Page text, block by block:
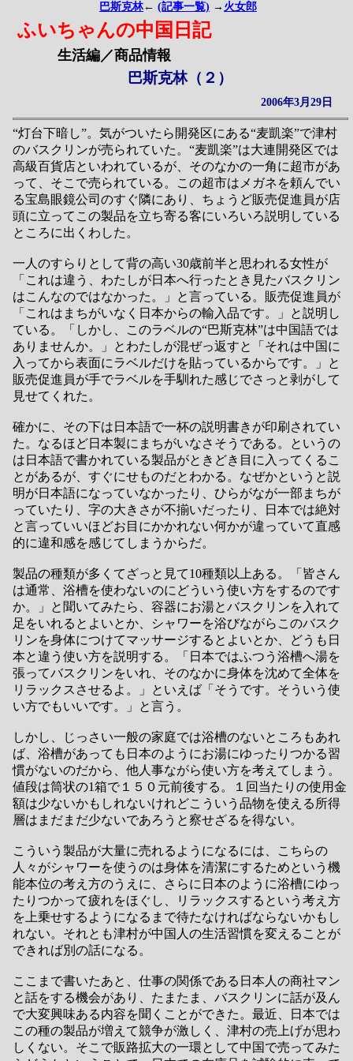
巴斯克林← (記事一覧) → 火女郎
ふいちゃんの中国日記
生活編／商品情報
巴斯克林（２）
2006年3月29日
“灯台下暗し”。気がついたら開発区にある“麦凱楽”で津村
のバスクリンが売られていた。“麦凱楽”は大連開発区では
高級百貨店といわれているが、そのなかの一角に超市があ
って、そこで売られている。この超市はメガネを頼んでい
る宝島眼鏡公司のすぐ隣にあり、ちょうど販売促進員が店
頭に立ってこの製品を立ち寄る客にいろいろ説明している
ところに出くわした。
一人のすらりとして背の高い30歳前半と思われる女性が
「これは違う、わたしが日本へ行ったとき見たバスクリン
はこんなのではなかった。」と言っている。販売促進員が
「これはまちがいなく日本からの輸入品です。」と説明し
ている。「しかし、このラベルの“巴斯克林”は中国語では
ありませんか。」とわたしが混ぜっ返すと「それは中国に
入ってから表面にラベルだけを貼っているからです。」と
販売促進員が手でラベルを手馴れた感じでさっと剥がして
見せてくれた。
確かに、その下は日本語で一杯の説明書きが印刷されてい
た。なるほど日本製にまちがいなさそうである。というの
は日本語で書かれている製品がときどき目に入ってくるこ
とがあるが、すぐにせものだとわかる。なぜかというと説
明が日本語になっていなかったり、ひらがなが一部まちが
っていたり、字の大きさが不揃いだったり、日本では絶対
と言っていいほどお目にかかれない何かが違っていて直感
的に違和感を感じてしまうからだ。
製品の種類が多くてざっと見て10種類以上ある。「皆さん
は通常、浴槽を使わないのにどういう使い方をするのです
か。」と聞いてみたら、容器にお湯とバスクリンを入れて
足をいれるとよいとか、シャワーを浴びながらこのバスク
リンを身体につけてマッサージするとよいとか、どうも日
本と違う使い方を説明する。「日本ではふつう浴槽へ湯を
張ってバスクリンをいれ、そのなかに身体を沈めて全体を
リラックスさせるよ。」といえば「そうです。そういう使
い方でもいいです。」と言う。
しかし、じっさい一般の家庭では浴槽のないところもあれ
ば、浴槽があっても日本のようにお湯にゆったりつかる習
慣がないのだから、他人事ながら使い方を考えてしまう。
値段は筒状の1箱で１５０元前後する。１回当たりの使用金
額は少ないかもしれないけれどこういう品物を使える所得
層はまだまだ少ないであろうと察せざるを得ない。
こういう製品が大量に売れるようになるには、こちらの
人々がシャワーを使うのは身体を清潔にするためという機
能本位の考え方のうえに、さらに日本のように浴槽にゆっ
たりつかって疲れをほぐし、リラックスするという考え方
を上乗せするようになるまで待たなければならないかもし
れない。それとも津村が中国人の生活習慣を変えることが
できれば別の話になる。
ここまで書いたあと、仕事の関係である日本人の商社マン
と話をする機会があり、たまたま、バスクリンに話が及ん
で大変興味ある内容を聞くことができた。最近、日本では
この種の製品が増えて競争が激しく、津村の売上げが思わ
しくない。そこで販路拡大の一環として中国で売ってみた